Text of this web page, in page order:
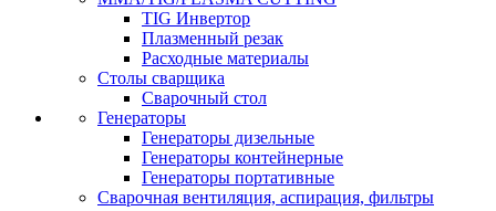
TIG Инвертор
Плазменный резак
Расходные материалы
Столы сварщика
Сварочный стол
Генераторы
Генераторы дизельные
Генераторы контейнерные
Генераторы портативные
Сварочная вентиляция, аспирация, фильтры